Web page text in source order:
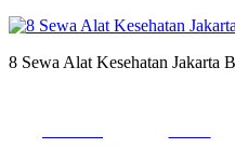
8 Sewa Alat Kesehatan Jakarta